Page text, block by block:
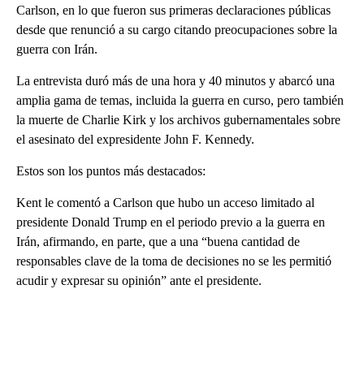
Carlson, en lo que fueron sus primeras declaraciones públicas
desde que renunció a su cargo citando preocupaciones sobre la
guerra con Irán.
La entrevista duró más de una hora y 40 minutos y abarcó una
amplia gama de temas, incluida la guerra en curso, pero también
la muerte de Charlie Kirk y los archivos gubernamentales sobre
el asesinato del expresidente John F. Kennedy.
Estos son los puntos más destacados:
Kent le comentó a Carlson que hubo un acceso limitado al
presidente Donald Trump en el periodo previo a la guerra en
Irán, afirmando, en parte, que a una “buena cantidad de
responsables clave de la toma de decisiones no se les permitió
acudir y expresar su opinión” ante el presidente.